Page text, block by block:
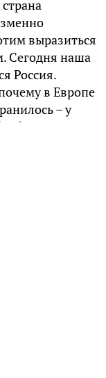
выразиться
Сегодня наша
Россия.
в Европе
– у
у испанцев